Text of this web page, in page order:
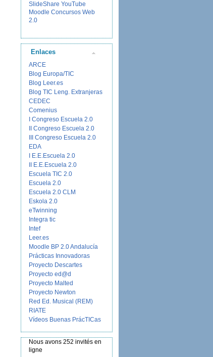
SlideShare YouTube
Moodle Concursos Web
2.0
Enlaces
ARCE
Blog Europa/TIC
Blog Leer.es
Blog TIC Leng. Extranjeras
CEDEC
Comenius
I Congreso Escuela 2.0
II Congreso Escuela 2.0
III Congreso Escuela 2.0
EDA
I E.E.Escuela 2.0
II E.E.Escuela 2.0
Escuela TIC 2.0
Escuela 2.0
Escuela 2.0 CLM
Eskola 2.0
eTwinning
Integra tic
Intef
Leer.es
Moodle BP 2.0 Andalucía
Prácticas Innovadoras
Proyecto Descartes
Proyecto ed@d
Proyecto Malted
Proyecto Newton
Red Ed. Musical (REM)
RIATE
Vídeos Buenas PrácTICas
Nous avons 252 invités en
ligne